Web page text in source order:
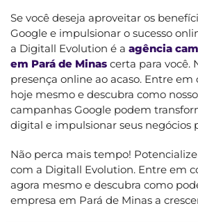
Se você deseja aproveitar os
Google e impulsionar o sucesso
a Digitall Evolution é a agência
em Pará de Minas certa para você.
presença online ao acaso. Entre em
hoje mesmo e descubra como
campanhas Google podem
digital e impulsionar seus negócios
Não perca mais tempo!
com a Digitall Evolution. Entre em
agora mesmo e descubra como
empresa em Pará de Minas a